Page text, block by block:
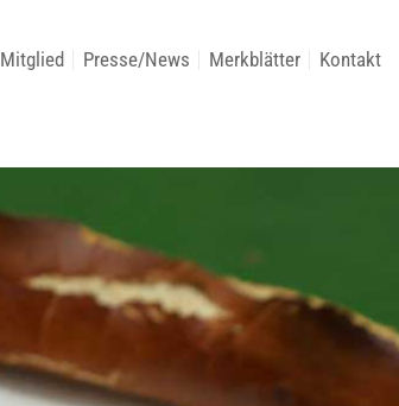
Mitglied Presse/News Merkblätter Kontakt